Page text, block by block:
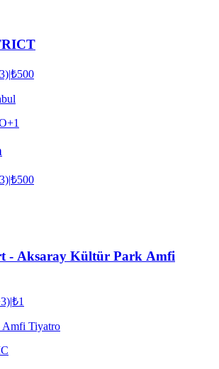
|₺500
+1
|₺500
- Aksaray Kültür Park Amfi
|₺1
Amfi Tiyatro